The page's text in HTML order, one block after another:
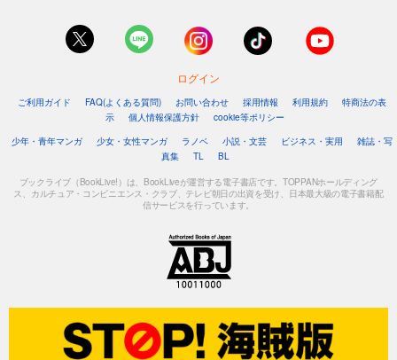
試し読み
あらすじを表示する
週刊東洋経済 2025/8/23号
880 円 (税込)
あらすじを表示する
週刊東洋経済 2025/8/9-16合併号
週刊東洋経済 2025/8/2号
ログイン
ご利用ガイド FAQ(よくある質問) お問い合わせ 採用情報 利用規約
特商法の表
示
個人情報保護方針
cookie等ポリシー
少年・青年マンガ
少女・女性マンガ ラノベ 小説・文芸 ビジネス・実用
雑誌・写
真集
TL BL
ブックライブ（BookLive!）は、BookLiveが運営する電子書店です。TOPPANホールディング
ス、カルチュア・コンビニエンス・クラブ、テレビ朝日の出資を受け、日本最大級の電子書籍配
信サービスを行っています。